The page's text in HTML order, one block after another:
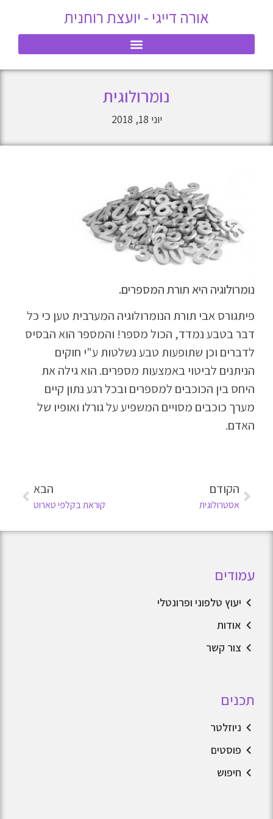
אורה דייגי - יועצת רוחנית
נומרולוגית
יוני 18, 2018
נומרולוגיה היא תורת המספרים.
פיתגורס אבי תורת הנומרולוגיה המערבית טען כי כל
דבר בטבע נמדד, הכול מספר! והמספר הוא הבסיס
לדברים וכן שתופעות טבע נשלטות ע"י חוקים
הניתנים לביטוי באמצעות מספרים. הוא גילה את
היחס בין הכוכבים למספרים ובכל רגע נתון קיים
מערך כוכבים מסויים המשפיע על גורלו ואופיו של
האדם.
הקודם
אסטרולוגית
הבא
קוראת בקלפי טארוט
עמודים
יעוץ טלפוני ופרונטלי
אודות
צור קשר
תכנים
ניוזלטר
פוסטים
חיפוש